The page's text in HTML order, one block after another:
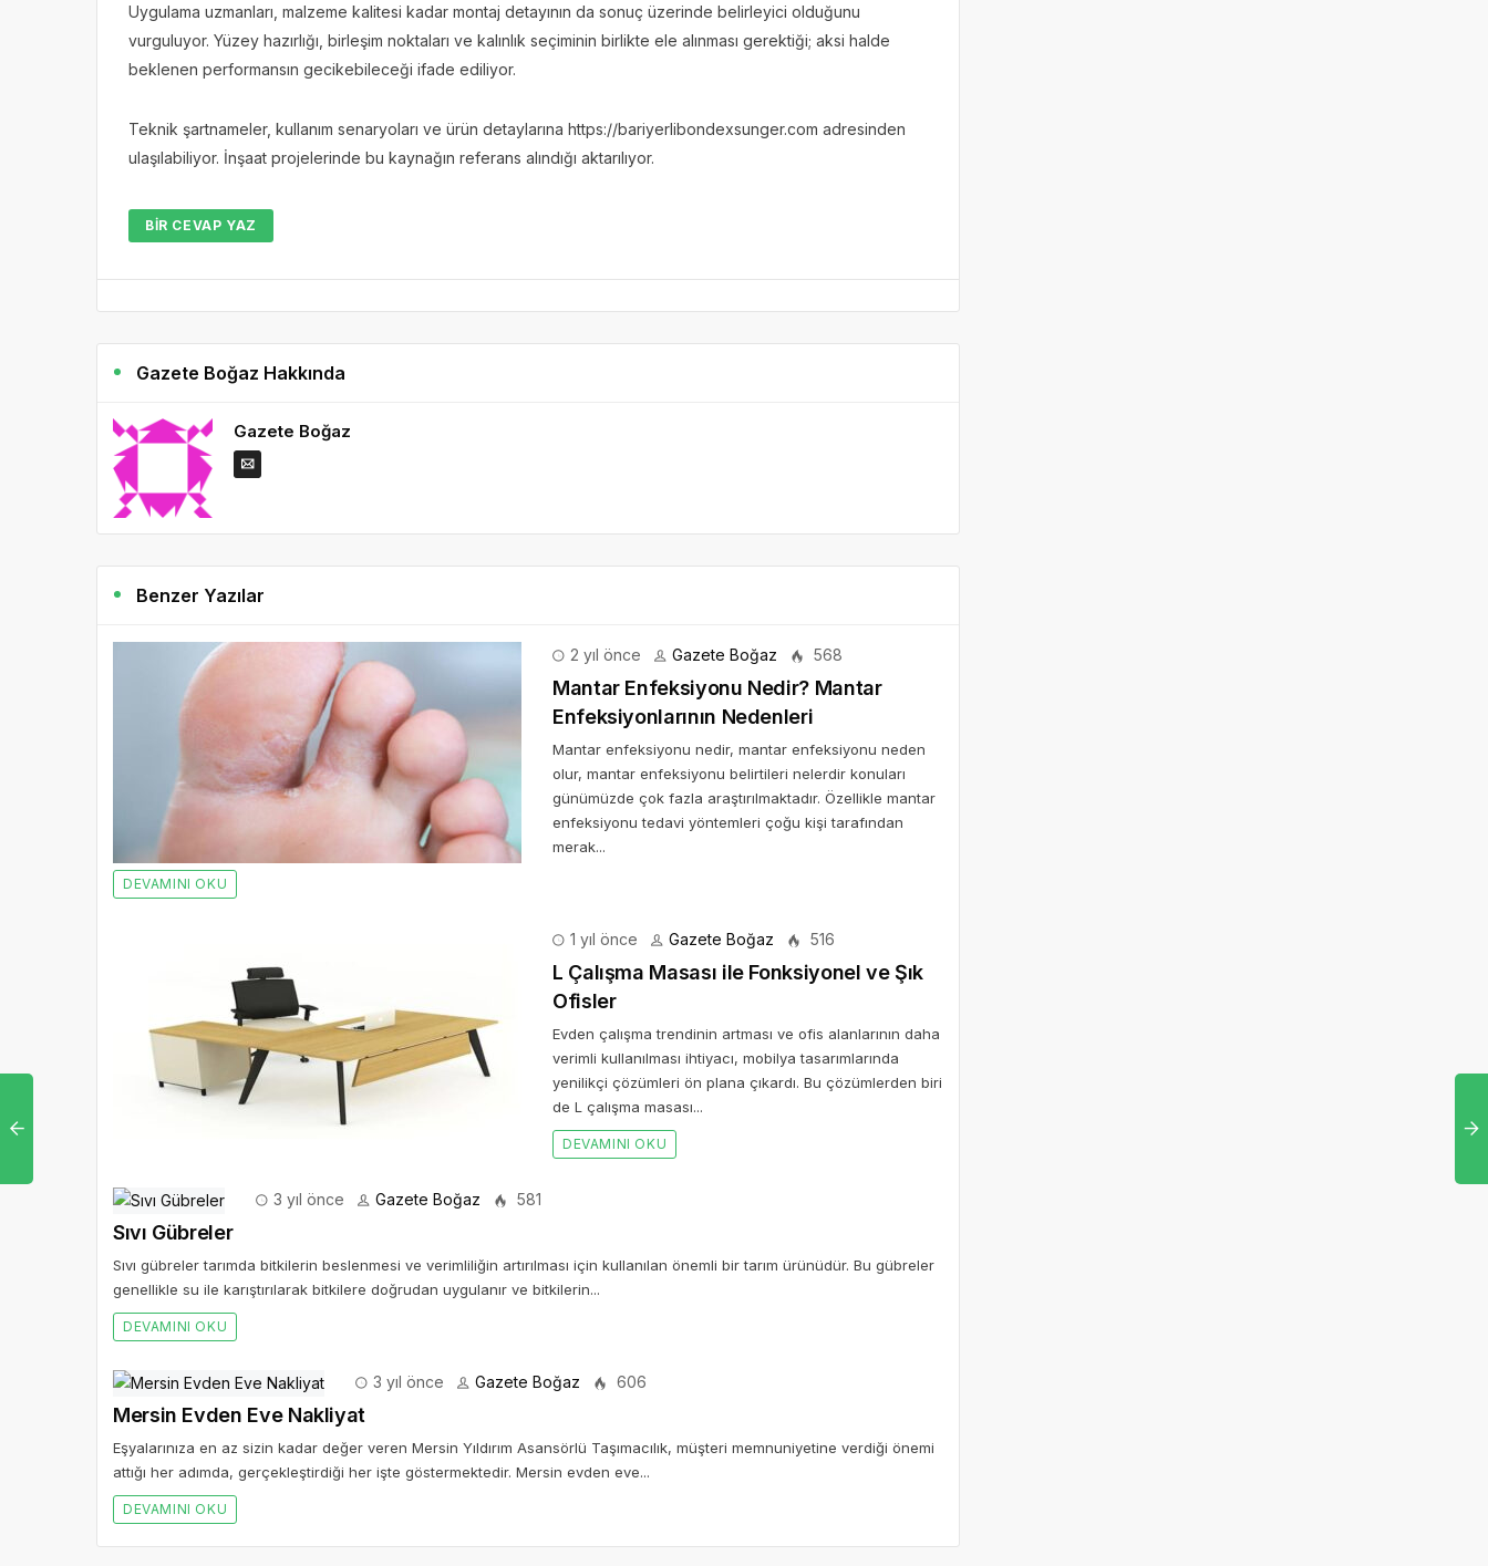
Uygulama uzmanları, malzeme kalitesi kadar montaj detayının da sonuç üzerinde belirleyici olduğunu
vurguluyor. Yüzey hazırlığı, birleşim noktaları ve kalınlık seçiminin birlikte ele alınması gerektiği; aksi halde
beklenen performansın gecikebileceği ifade ediliyor.
Teknik şartnameler, kullanım senaryoları ve ürün detaylarına https://bariyerlibondexsunger.com adresinden
ulaşılabiliyor. İnşaat projelerinde bu kaynağın referans alındığı aktarılıyor.
BIR CEVAP YAZ
Gazete Boğaz Hakkında
Gazete Boğaz
Benzer Yazılar
2 yıl önce Gazete Boğaz 568
Mantar Enfeksiyonu Nedir? Mantar
Enfeksiyonlarının Nedenleri
Mantar enfeksiyonu nedir, mantar enfeksiyonu neden
olur, mantar enfeksiyonu belirtileri nelerdir konuları
günümüzde çok fazla araştırılmaktadır. Özellikle mantar
enfeksiyonu tedavi yöntemleri çoğu kişi tarafından
merak...
DEVAMINI OKU
1 yıl önce Gazete Boğaz 516
L Çalışma Masası ile Fonksiyonel ve Şık
Ofisler
Evden çalışma trendinin artması ve ofis alanlarının daha
verimli kullanılması ihtiyacı, mobilya tasarımlarında
yenilikçi çözümleri ön plana çıkardı. Bu çözümlerden biri
de L çalışma masası...
DEVAMINI OKU
3 yıl önce Gazete Boğaz 581
Sıvı Gübreler
Sıvı gübreler tarımda bitkilerin beslenmesi ve verimliliğin artırılması için kullanılan önemli bir tarım ürünüdür. Bu gübreler
genellikle su ile karıştırılarak bitkilere doğrudan uygulanır ve bitkilerin...
DEVAMINI OKU
3 yıl önce Gazete Boğaz 606
Mersin Evden Eve Nakliyat
Eşyalarınıza en az sizin kadar değer veren Mersin Yıldırım Asansörlü Taşımacılık, müşteri memnuniyetine verdiği önemi
attığı her adımda, gerçekleştirdiği her işte göstermektedir. Mersin evden eve...
DEVAMINI OKU